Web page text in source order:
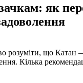
як
розуміти, що Катан
Кілька